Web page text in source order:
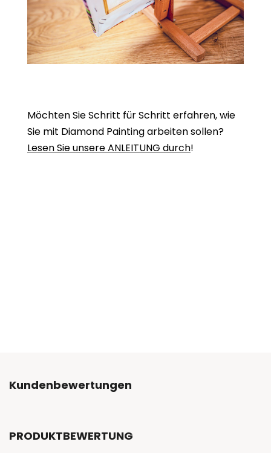
Möchten Sie Schritt für Schritt erfahren, wie
Sie mit Diamond Painting arbeiten sollen?
Lesen Sie unsere ANLEITUNG durch!
Kundenbewertungen
PRODUKTBEWERTUNG